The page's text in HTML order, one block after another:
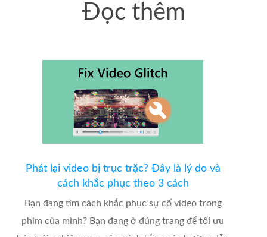
Đọc thêm
Phát lại video bị trục trặc? Đây là lý do và
cách khắc phục theo 3 cách
Bạn đang tìm cách khắc phục sự cố video trong
phim của mình? Bạn đang ở đúng trang để tối ưu